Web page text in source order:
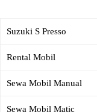
Suzuki S Presso
Rental Mobil
Sewa Mobil Manual
Sewa Mobil Matic